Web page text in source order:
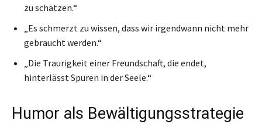
zu schätzen.“
„Es schmerzt zu wissen, dass wir irgendwann nicht mehr
gebraucht werden.“
„Die Traurigkeit einer Freundschaft, die endet,
hinterlässt Spuren in der Seele.“
Humor als Bewältigungsstrategie